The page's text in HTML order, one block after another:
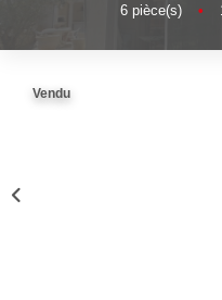
NOS
6pièce(s) •
Vendu